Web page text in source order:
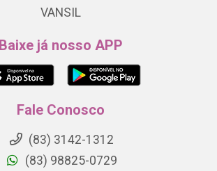
VANSIL
Baixe já nosso APP
Fale Conosco
(83) 3142-1312
(83) 98825-0729